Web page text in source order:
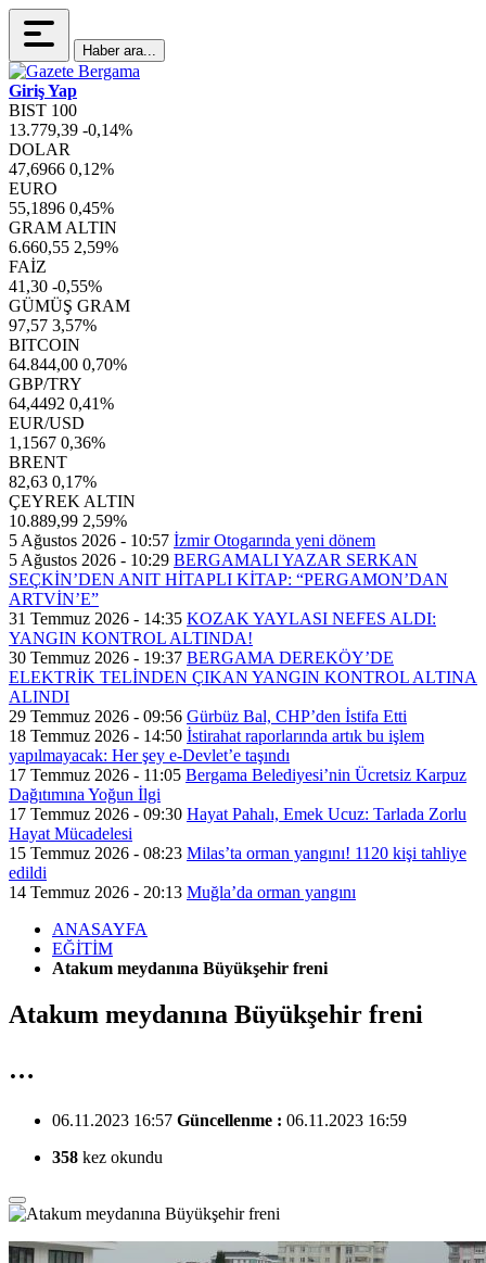
Haber ara...
Giriş Yap
BIST 100
13.779,39 -0,14%
DOLAR
47,6966 0,12%
EURO
55,1896 0,45%
GRAM ALTIN
6.660,55 2,59%
FAİZ
41,30 -0,55%
GÜMÜŞ GRAM
97,57 3,57%
BITCOIN
64.844,00 0,70%
GBP/TRY
64,4492 0,41%
EUR/USD
1,1567 0,36%
BRENT
82,63 0,17%
ÇEYREK ALTIN
10.889,99 2,59%
5 Ağustos 2026 - 10:57 İzmir Otogarında yeni dönem
5 Ağustos 2026 - 10:29 BERGAMALI YAZAR SERKAN
SEÇKİN’DEN ANIT HİTAPLI KİTAP: “PERGAMON’DAN
ARTVİN’E”
31 Temmuz 2026 - 14:35 KOZAK YAYLASI NEFES ALDI:
YANGIN KONTROL ALTINDA!
30 Temmuz 2026 - 19:37 BERGAMA DEREKÖY’DE
ELEKTRİK TELİNDEN ÇIKAN YANGIN KONTROL ALTINA
ALINDI
29 Temmuz 2026 - 09:56 Gürbüz Bal, CHP’den İstifa Etti
18 Temmuz 2026 - 14:50 İstirahat raporlarında artık bu işlem
yapılmayacak: Her şey e-Devlet’e taşındı
17 Temmuz 2026 - 11:05 Bergama Belediyesi’nin Ücretsiz Karpuz
Dağıtımına Yoğun İlgi
17 Temmuz 2026 - 09:30 Hayat Pahalı, Emek Ucuz: Tarlada Zorlu
Hayat Mücadelesi
15 Temmuz 2026 - 08:23 Milas’ta orman yangını! 1120 kişi tahliye
edildi
14 Temmuz 2026 - 20:13 Muğla’da orman yangını
ANASAYFA
EĞİTİM
Atakum meydanına Büyükşehir freni
Atakum meydanına Büyükşehir freni
…
06.11.2023 16:57 Güncellenme : 06.11.2023 16:59
358 kez okundu